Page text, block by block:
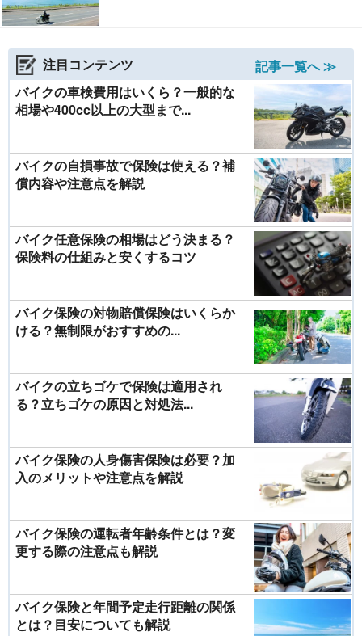
注目コンテンツ
記事一覧へ ≫
バイクの車検費用はいくら？一般的な
相場や400cc以上の大型まで...
バイクの自損事故で保険は使える？補
償内容や注意点を解説
バイク任意保険の相場はどう決まる？
保険料の仕組みと安くするコツ
バイク保険の対物賠償保険はいくらか
ける？無制限がおすすめの...
バイクの立ちゴケで保険は適用され
る？立ちゴケの原因と対処法...
バイク保険の人身傷害保険は必要？加
入のメリットや注意点を解説
バイク保険の運転者年齢条件とは？変
更する際の注意点も解説
バイク保険と年間予定走行距離の関係
とは？目安についても解説